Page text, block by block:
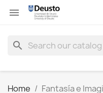

search
Home
Fantasía e